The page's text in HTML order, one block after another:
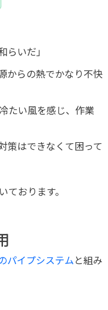
らいだ」
からの熱でかなり不快
たい風を感じ、作業
策はできなくて困って
おります。
パイプシステムと組み